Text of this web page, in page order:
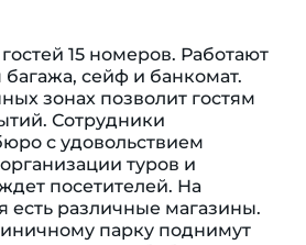
15 номеров. Работают
сейф и банкомат.
зонах позволит гостям
Сотрудники
с удовольствием
туров и
посетителей. На
есть различные магазины.
парку поднимут